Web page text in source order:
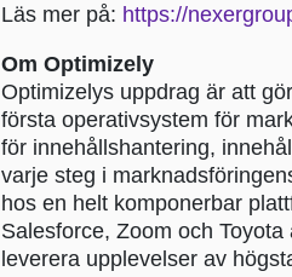
Läs mer på: https://
Om Optimizely
Optimizelys uppdrag är att
första operativsystem för
för innehållshantering,
varje steg i
hos en helt komponerbar
Salesforce, Zoom och
leverera upplevelser av